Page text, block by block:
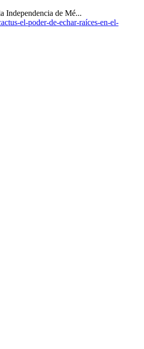
Independencia de Mé...